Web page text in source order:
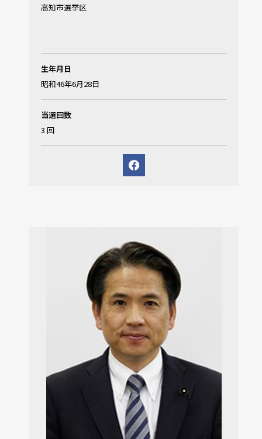
高知市選挙区
生年月日
昭和46年6月28日
当選回数
3 回